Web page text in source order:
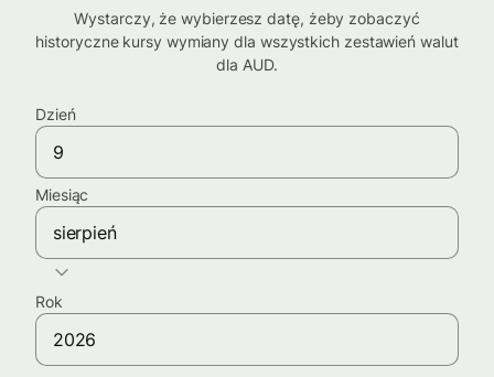
Wystarczy, że wybierzesz datę, żeby zobaczyć
historyczne kursy wymiany dla wszystkich zestawień walut
dla AUD.
Dzień
Miesiąc
sierpień
Rok